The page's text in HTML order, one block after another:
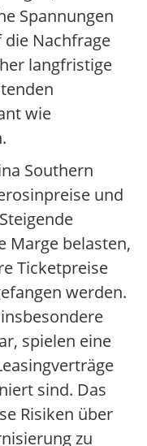
Spannungen
Nachfrage
langfristige
wie
Southern
und
Marge belasten,
Ticketpreise
werden.
spielen eine
sind. Das
Risiken über
zu